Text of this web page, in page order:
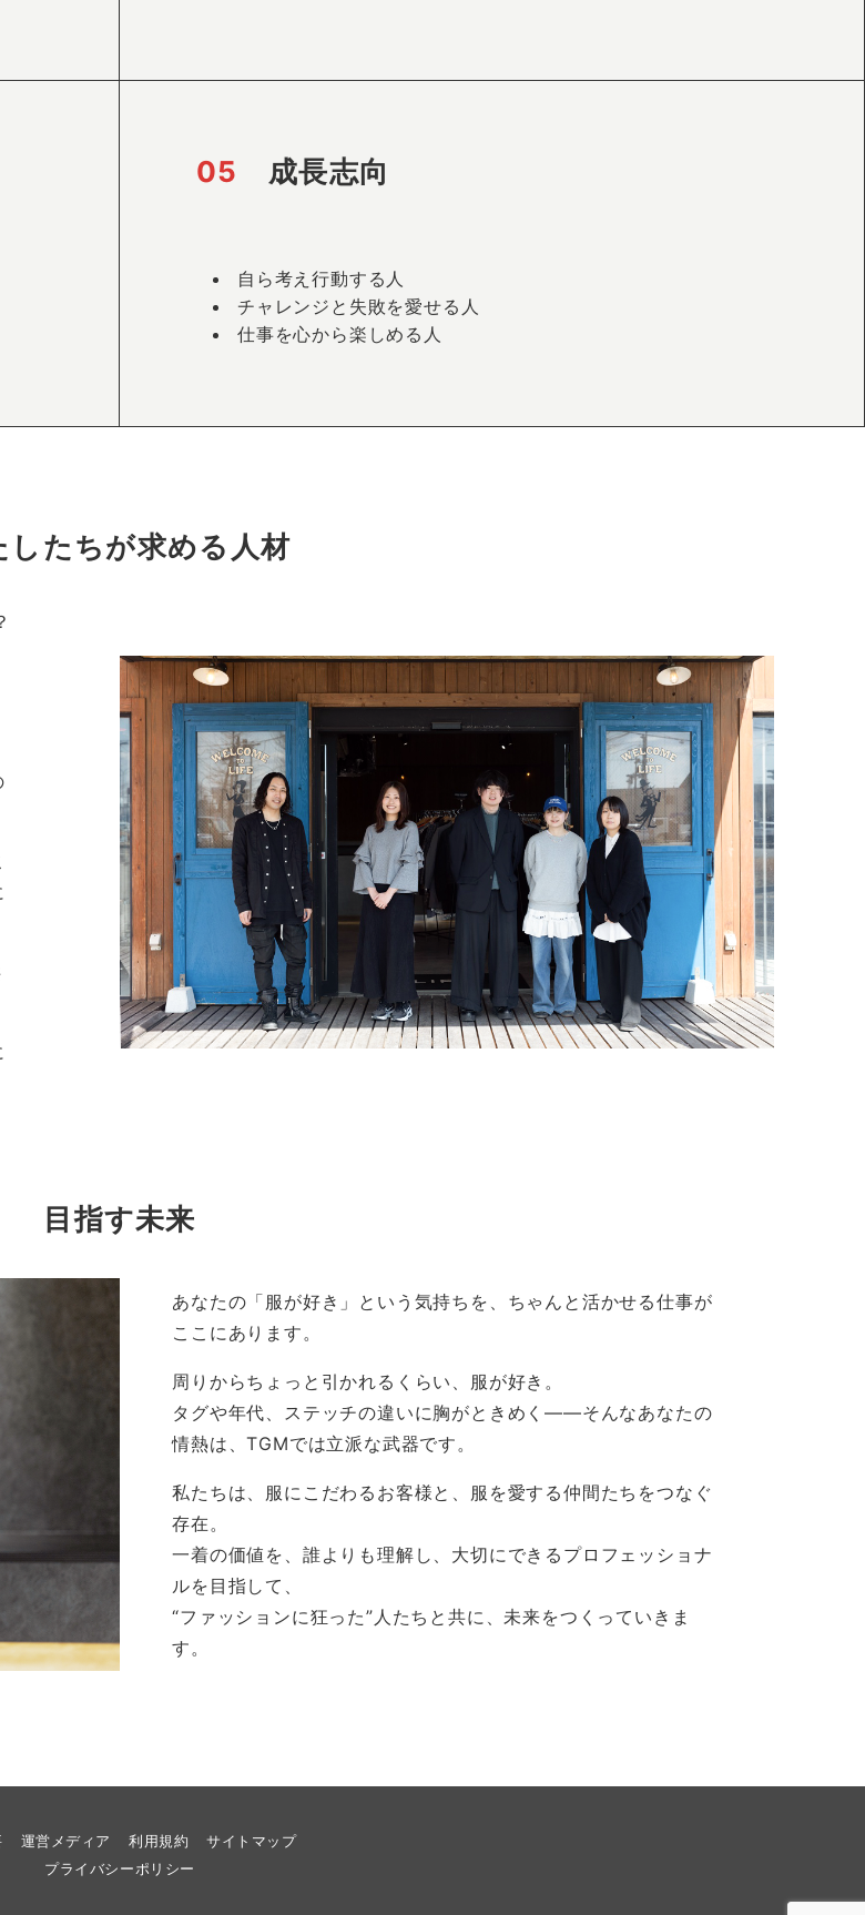
05 成長志向
自ら考え行動する人
チャレンジと失敗を愛せる人
仕事を心から楽しめる人
したちが求める人材
目指す未来
あなたの「服が好き」という気持ちを、ちゃんと活かせる仕事が
ここにあります。
周りからちょっと引かれるくらい、服が好き。
タグや年代、ステッチの違いに胸がときめく――そんなあなたの
情熱は、TGMでは立派な武器です。
私たちは、服にこだわるお客様と、服を愛する仲間たちをつなぐ
存在。
一着の価値を、誰よりも理解し、大切にできるプロフェッショナ
ルを目指して、
“ファッションに狂った”人たちと共に、未来をつくっていきま
す。
運営メディア 利用規約
サイトマップ
プライバシーポリシー